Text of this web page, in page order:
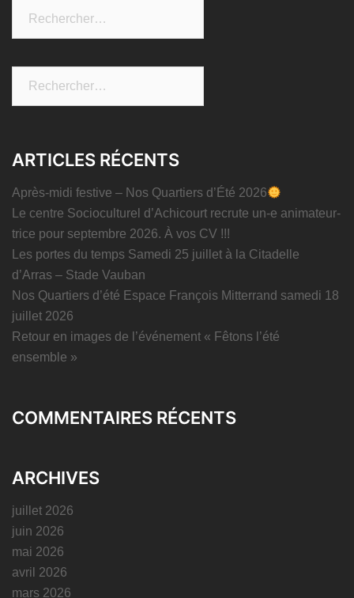
ARTICLES RÉCENTS
Après-midi festive – Nos Quartiers d’Été 2026
Le centre Socioculturel d’Achicourt recrute un-e animateur-
trice pour septembre 2026. À vos CV !!!
Les portes du temps Samedi 25 juillet à la Citadelle
d’Arras – Stade Vauban
Nos Quartiers d’été Espace François Mitterrand samedi 18
juillet 2026
Retour en images de l’événement « Fêtons l’été
ensemble »
COMMENTAIRES RÉCENTS
ARCHIVES
juillet 2026
juin 2026
mai 2026
avril 2026
mars 2026